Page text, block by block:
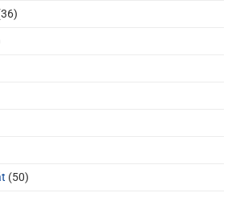
(50)